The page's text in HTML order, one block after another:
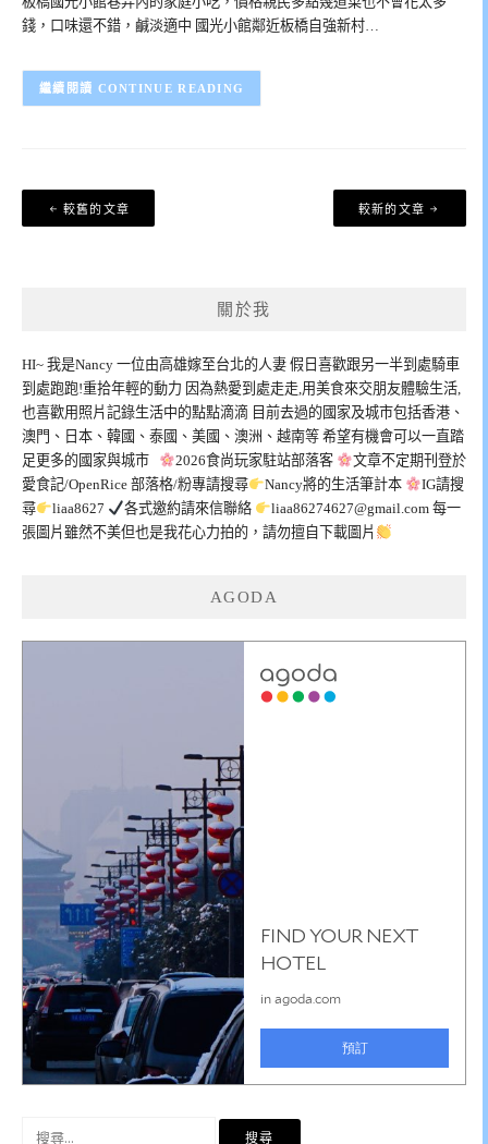
錢，口味還不錯，鹹淡適中 國光小館鄰近板橋自強新村…
CONTINUE READING
文
章
較舊的文章 較新的文章
關於我
HI~ 我是Nancy 一位由高雄嫁至台北的人妻 假日喜歡跟另一半到處騎車
到處跑跑!重拾年輕的動力 因為熱愛到處走走,用美食來交朋友體驗生活,
也喜歡用照片記錄生活中的點點滴滴 目前去過的國家及城市包括香港、
澳門、日本、韓國、泰國、美國、澳洲、越南等 希望有機會可以一直踏
足更多的國家與城市
2026食尚玩家駐站部落客
文章不定期刊登於
愛食記/OpenRice 部落格/粉專請搜尋
Nancy將的生活筆計本
IG請搜
尋
liaa8627 各式邀約請來信聯絡 liaa86274627@gmail.com每一
張圖片雖然不美但也是我花心力拍的，請勿擅自下載圖片
AGODA